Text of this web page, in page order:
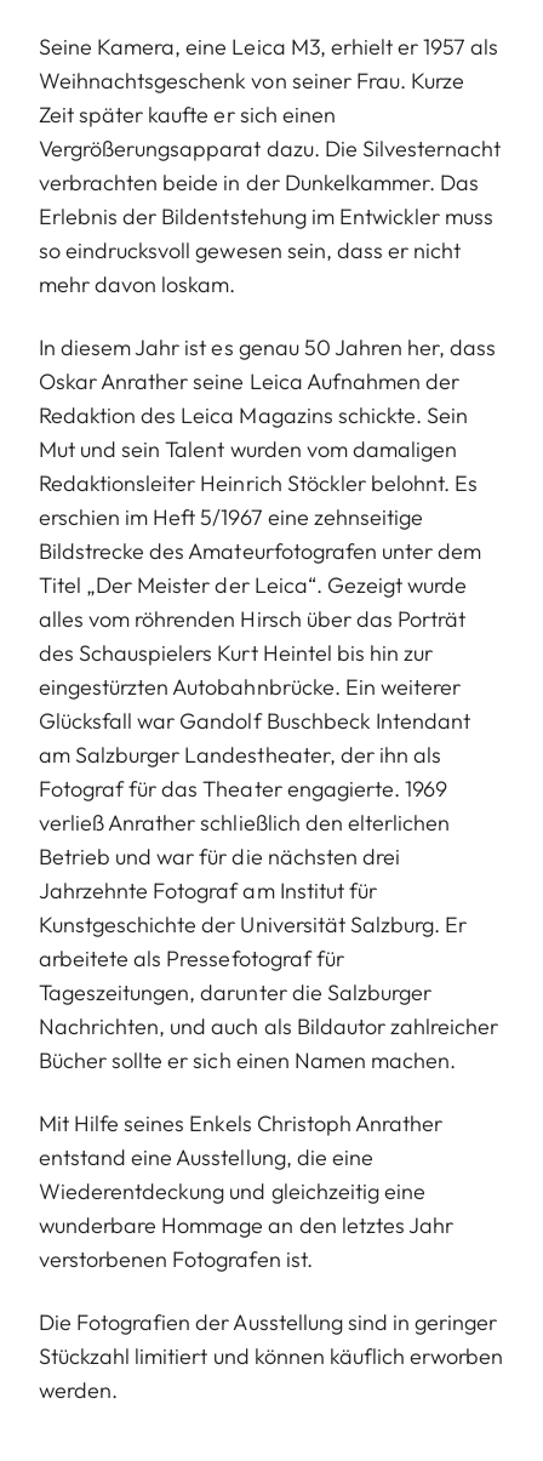
Seine Kamera, eine Leica M3, erhielt er 1957 als
Weihnachtsgeschenk von seiner Frau. Kurze
Zeit später kaufte er sich einen
Vergrößerungsapparat dazu. Die Silvesternacht
verbrachten beide in der Dunkelkammer. Das
Erlebnis der Bildentstehung im Entwickler muss
so eindrucksvoll gewesen sein, dass er nicht
mehr davon loskam.
In diesem Jahr ist es genau 50 Jahren her, dass
Oskar Anrather seine Leica Aufnahmen der
Redaktion des Leica Magazins schickte. Sein
Mut und sein Talent wurden vom damaligen
Redaktionsleiter Heinrich Stöckler belohnt. Es
erschien im Heft 5/1967 eine zehnseitige
Bildstrecke des Amateurfotografen unter dem
Titel „Der Meister der Leica“. Gezeigt wurde
alles vom röhrenden Hirsch über das Porträt
des Schauspielers Kurt Heintel bis hin zur
eingestürzten Autobahnbrücke. Ein weiterer
Glücksfall war Gandolf Buschbeck Intendant
am Salzburger Landestheater, der ihn als
Fotograf für das Theater engagierte. 1969
verließ Anrather schließlich den elterlichen
Betrieb und war für die nächsten drei
Jahrzehnte Fotograf am Institut für
Kunstgeschichte der Universität Salzburg. Er
arbeitete als Pressefotograf für
Tageszeitungen, darunter die Salzburger
Nachrichten, und auch als Bildautor zahlreicher
Bücher sollte er sich einen Namen machen.
Mit Hilfe seines Enkels Christoph Anrather
entstand eine Ausstellung, die eine
Wiederentdeckung und gleichzeitig eine
wunderbare Hommage an den letztes Jahr
verstorbenen Fotografen ist.
Die Fotografien der Ausstellung sind in geringer
Stückzahl limitiert und können käuflich erworben
werden.